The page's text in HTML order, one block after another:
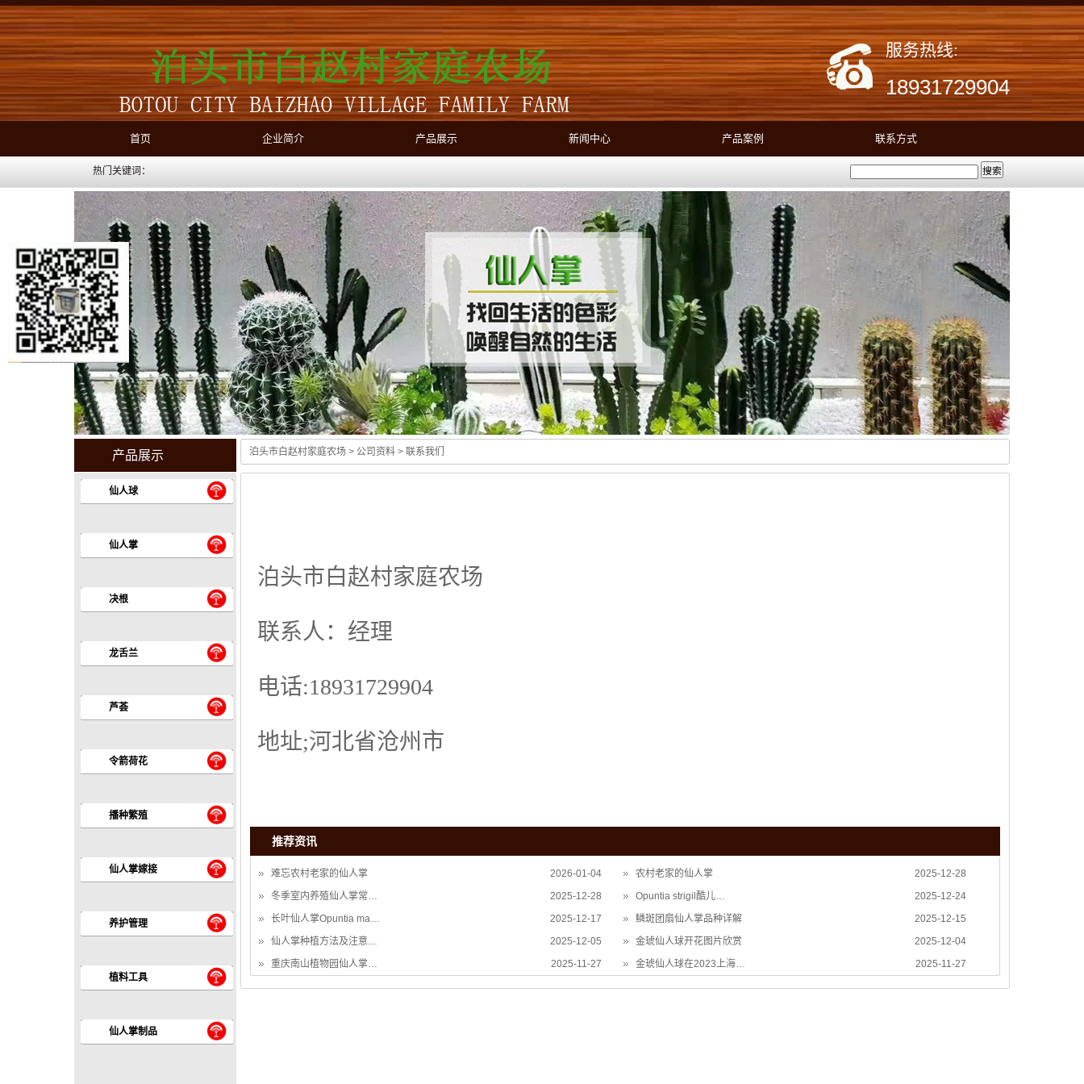
服务热线:
18931729904
首页 企业简介 产品展示 新闻中心 产品案例 联系方式
搜索
热门关键词：
产品展示
仙人球
仙人掌
决根
龙舌兰
芦荟
令箭荷花
播种繁殖
仙人掌嫁接
养护管理
植料工具
仙人掌制品
泊头市白赵村家庭农场 > 公司资料 > 联系我们
泊头市白赵村家庭农场
联系人：经理
电话:18931729904
地址;河北省沧州市
推荐资讯
2026-01-04
难忘农村老家的仙人掌 2025-12-28
农村老家的仙人掌
2025-12-28
冬季室内养殖仙人掌常… 2025-12-24
Opuntia strigil酷儿…
2025-12-17
长叶仙人掌Opuntia ma… 2025-12-15
鳞斑团扇仙人掌品种详解
2025-12-05
仙人掌种植方法及注意… 2025-12-04
金琥仙人球开花图片欣赏
2025-11-27
重庆南山植物园仙人掌… 2025-11-27
金琥仙人球在2023上海…